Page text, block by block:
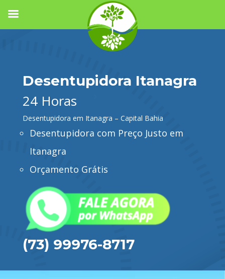
Desentupidora Itanagra
24 Horas
Desentupidora em Itanagra – Capital Bahia
Desentupidora com Preço Justo em
Itanagra
Orçamento Grátis
(73) 99976-8717